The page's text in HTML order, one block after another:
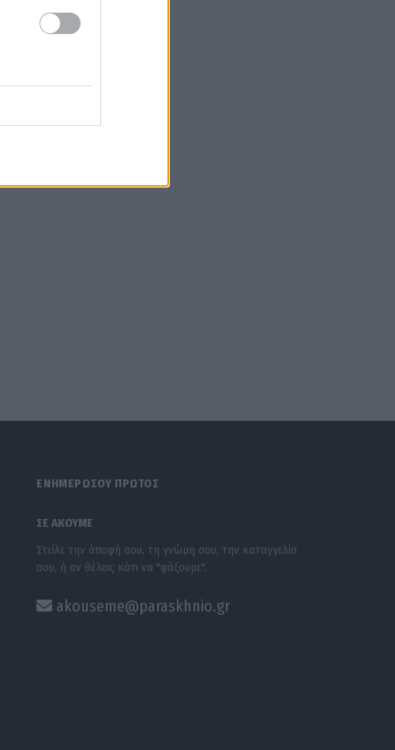
ΕΝΗΜΕΡΩΣΟΥ ΠΡΩΤΟΣ
ΣΕ ΑΚΟΥΜΕ
Στείλε την άποψή σου, τη γνώμη σου, την καταγγελία
σου, ή αν θέλεις κάτι να "ψάξουμε".
akouseme@paraskhnio.gr